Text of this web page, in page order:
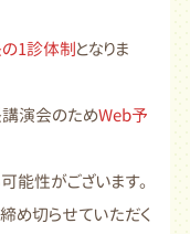
1診体制となりま
演会のためWeb予
能性がございます。
め切らせていただく